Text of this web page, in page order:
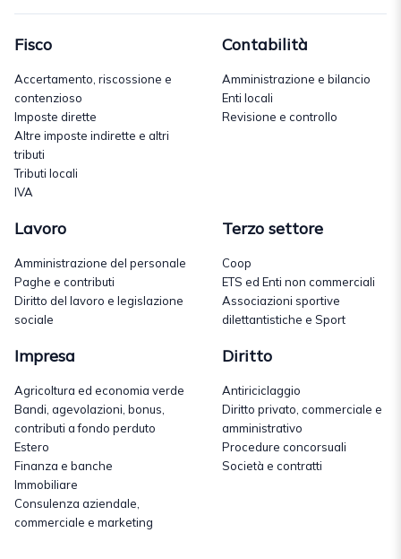
Fisco
Accertamento, riscossione e
contenzioso
Imposte dirette
Altre imposte indirette e altri
tributi
Tributi locali
IVA
Contabilità
Amministrazione e bilancio
Enti locali
Revisione e controllo
Lavoro
Amministrazione del personale
Paghe e contributi
Diritto del lavoro e legislazione
sociale
Terzo settore
Coop
ETS ed Enti non commerciali
Associazioni sportive
dilettantistiche e Sport
Impresa
Agricoltura ed economia verde
Bandi, agevolazioni, bonus,
contributi a fondo perduto
Estero
Finanza e banche
Immobiliare
Consulenza aziendale,
commerciale e marketing
Diritto
Antiriciclaggio
Diritto privato, commerciale e
amministrativo
Procedure concorsuali
Società e contratti